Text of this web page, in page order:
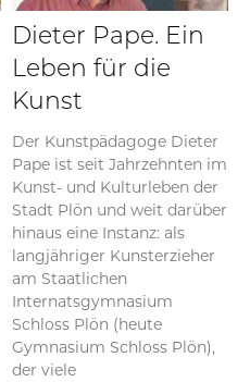
Dieter Pape. Ein
Leben für die
Kunst
Der Kunstpädagoge Dieter
Pape ist seit Jahrzehnten im
Kunst- und Kulturleben der
Stadt Plön und weit darüber
hinaus eine Instanz: als
langjähriger Kunsterzieher
am Staatlichen
Internatsgymnasium
Schloss Plön (heute
Gymnasium Schloss Plön),
der viele